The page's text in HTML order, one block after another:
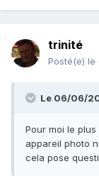
trinité
Posté(e) le
Le 06/06/
Pour moi le
appareil photo
cela pose